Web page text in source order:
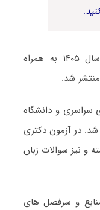
سوالات آزمون دکتری مطالعات زنان سال ۱۴۰۵ به همراه
شد.
سراسری و دانشگاه
ماه برگزار شد. در آزمون دکتری
و نیز سوالات زبان
و سرفصل های